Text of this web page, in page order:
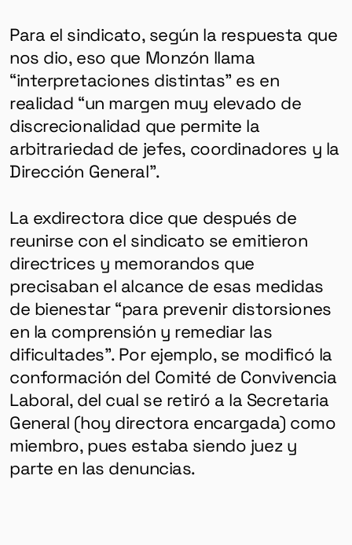
Para el sindicato, según la respuesta que
nos dio, eso que Monzón llama
“interpretaciones distintas” es en
realidad “un margen muy elevado de
discrecionalidad que permite la
arbitrariedad de jefes, coordinadores y la
Dirección General”.
La exdirectora dice que después de
reunirse con el sindicato se emitieron
directrices y memorandos que
precisaban el alcance de esas medidas
de bienestar “para prevenir distorsiones
en la comprensión y remediar las
dificultades”. Por ejemplo, se modificó la
conformación del Comité de Convivencia
Laboral, del cual se retiró a la Secretaria
General (hoy directora encargada) como
miembro, pues estaba siendo juez y
parte en las denuncias.